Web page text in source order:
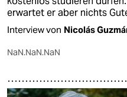
erwartet er aber nichts
Interview von Nicolás
NaN.NaN.NaN